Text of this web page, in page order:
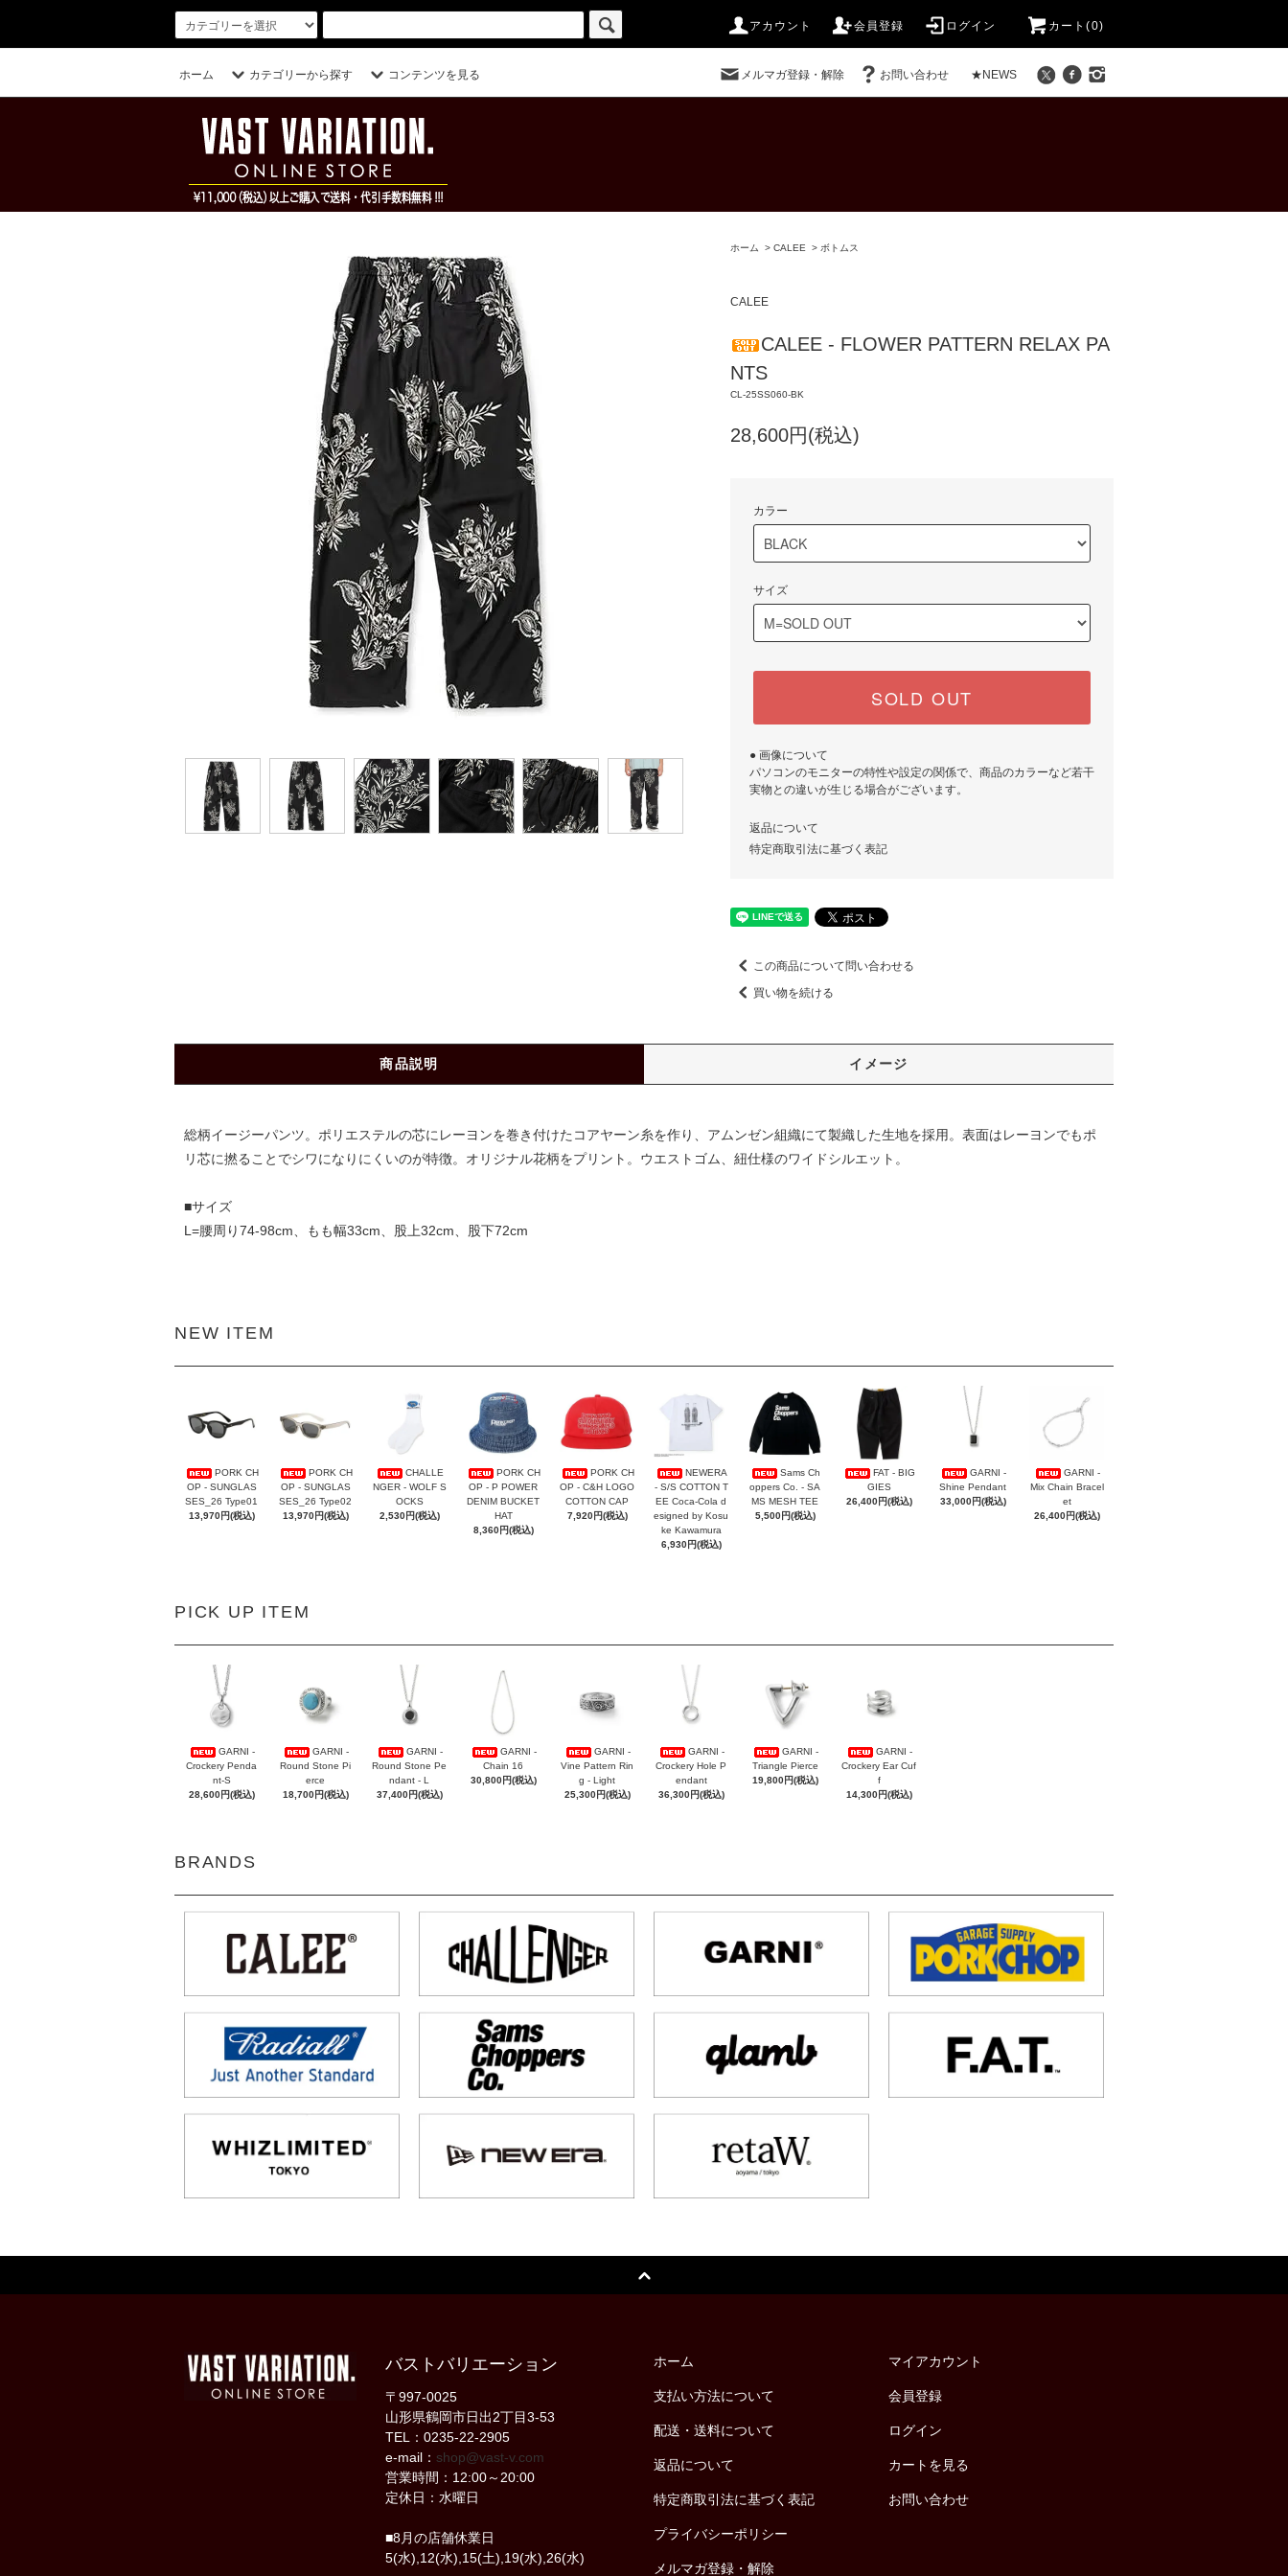
アカウント 会員登録 ログイン カート(0)
ホーム カテゴリーから探す コンテンツを見る メルマガ登録・解除 お問い合わせ ★NEWS
ホーム > CALEE > ボトムス
CALEE
CALEE - FLOWER PATTERN RELAX PA
NTS
CL-25SS060-BK
28,600円(税込)
カラー
サイズ
SOLD OUT
● 画像について
パソコンのモニターの特性や設定の関係で、商品のカラーなど若干
実物との違いが生じる場合がございます。
返品について
特定商取引法に基づく表記
この商品について問い合わせる
買い物を続ける
商品説明 イメージ
総柄イージーパンツ。ポリエステルの芯にレーヨンを巻き付けたコアヤーン糸を作り、アムンゼン組織にて製織した生地を採用。表面はレーヨンでもポ
リ芯に撚ることでシワになりにくいのが特徴。オリジナル花柄をプリント。ウエストゴム、紐仕様のワイドシルエット。
■サイズ
L=腰周り74-98cm、もも幅33cm、股上32cm、股下72cm
NEW ITEM
PORK CH
OP - SUNGLAS
SES_26 Type01
13,970円(税込)
PORK CH
OP - SUNGLAS
SES_26 Type02
13,970円(税込)
CHALLE
NGER - WOLF S
OCKS
2,530円(税込)
PORK CH
OP - P POWER
DENIM BUCKET
HAT
8,360円(税込)
PORK CH
OP - C&H LOGO
COTTON CAP
7,920円(税込)
NEWERA
- S/S COTTON T
EE Coca-Cola d
esigned by Kosu
ke Kawamura
6,930円(税込)
Sams Ch
oppers Co. - SA
MS MESH TEE
5,500円(税込)
FAT - BIG
GIES
26,400円(税込)
GARNI -
Shine Pendant
33,000円(税込)
GARNI -
Mix Chain Bracel
et
26,400円(税込)
PICK UP ITEM
GARNI -
Crockery Penda
nt-S
28,600円(税込)
GARNI -
Round Stone Pi
erce
18,700円(税込)
GARNI -
Round Stone Pe
ndant - L
37,400円(税込)
GARNI -
Chain 16
30,800円(税込)
GARNI -
Vine Pattern Rin
g - Light
25,300円(税込)
GARNI -
Crockery Hole P
endant
36,300円(税込)
GARNI -
Triangle Pierce
19,800円(税込)
GARNI -
Crockery Ear Cuf
f
14,300円(税込)
BRANDS
バストバリエーション
〒997-0025
山形県鶴岡市日出2丁目3-53
TEL：0235-22-2905
e-mail： shop@vast-v.com
営業時間：12:00～20:00
定休日：水曜日
■8月の店舗休業日
5(水),12(水),15(土),19(水),26(水)
ホーム
支払い方法について
配送・送料について
返品について
特定商取引法に基づく表記
プライバシーポリシー
メルマガ登録・解除
マイアカウント
会員登録
ログイン
カートを見る
お問い合わせ